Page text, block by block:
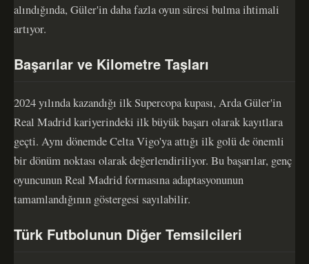
alındığında, Güler'in daha fazla oyun süresi bulma ihtimali
artıyor.
Başarılar ve Kilometre Taşları
2024 yılında kazandığı ilk Supercopa kupası, Arda Güler'in
Real Madrid kariyerindeki ilk büyük başarı olarak kayıtlara
geçti. Aynı dönemde Celta Vigo'ya attığı ilk golü de önemli
bir dönüm noktası olarak değerlendiriliyor. Bu başarılar, genç
oyuncunun Real Madrid formasına adaptasyonunun
tamamlandığının göstergesi sayılabilir.
Türk Futbolunun Diğer Temsilcileri